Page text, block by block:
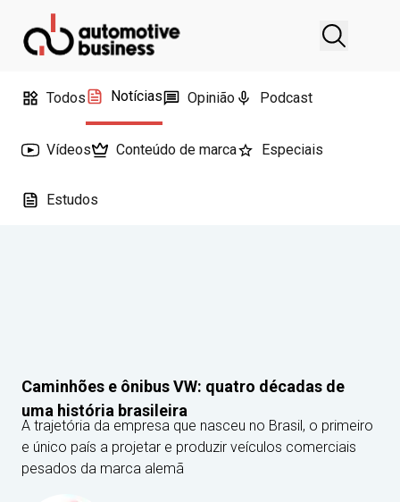
Todos Notícias Opinião Podcast
Vídeos Conteúdo de marca Especiais
Estudos
Caminhões e ônibus VW: quatro décadas de
uma história brasileira
A trajetória da empresa que nasceu no Brasil, o primeiro
e único país a projetar e produzir veículos comerciais
pesados da marca alemã